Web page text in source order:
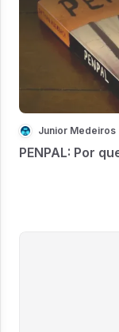
Junior Medeiros
PENPAL: Por